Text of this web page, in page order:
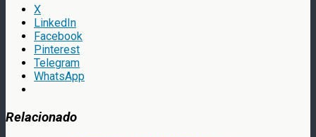
X
LinkedIn
Facebook
Pinterest
Telegram
WhatsApp
Relacionado